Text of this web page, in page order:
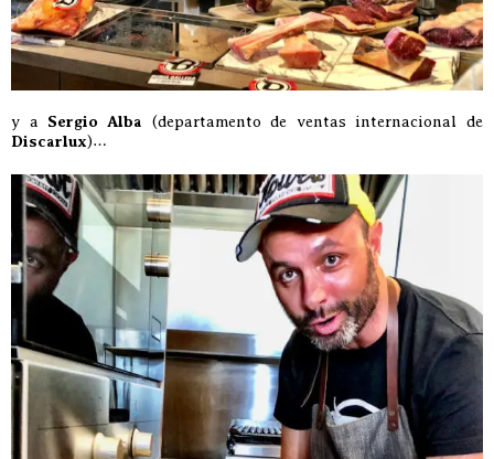
y a Sergio Alba (departamento de ventas internacional de
Discarlux)…